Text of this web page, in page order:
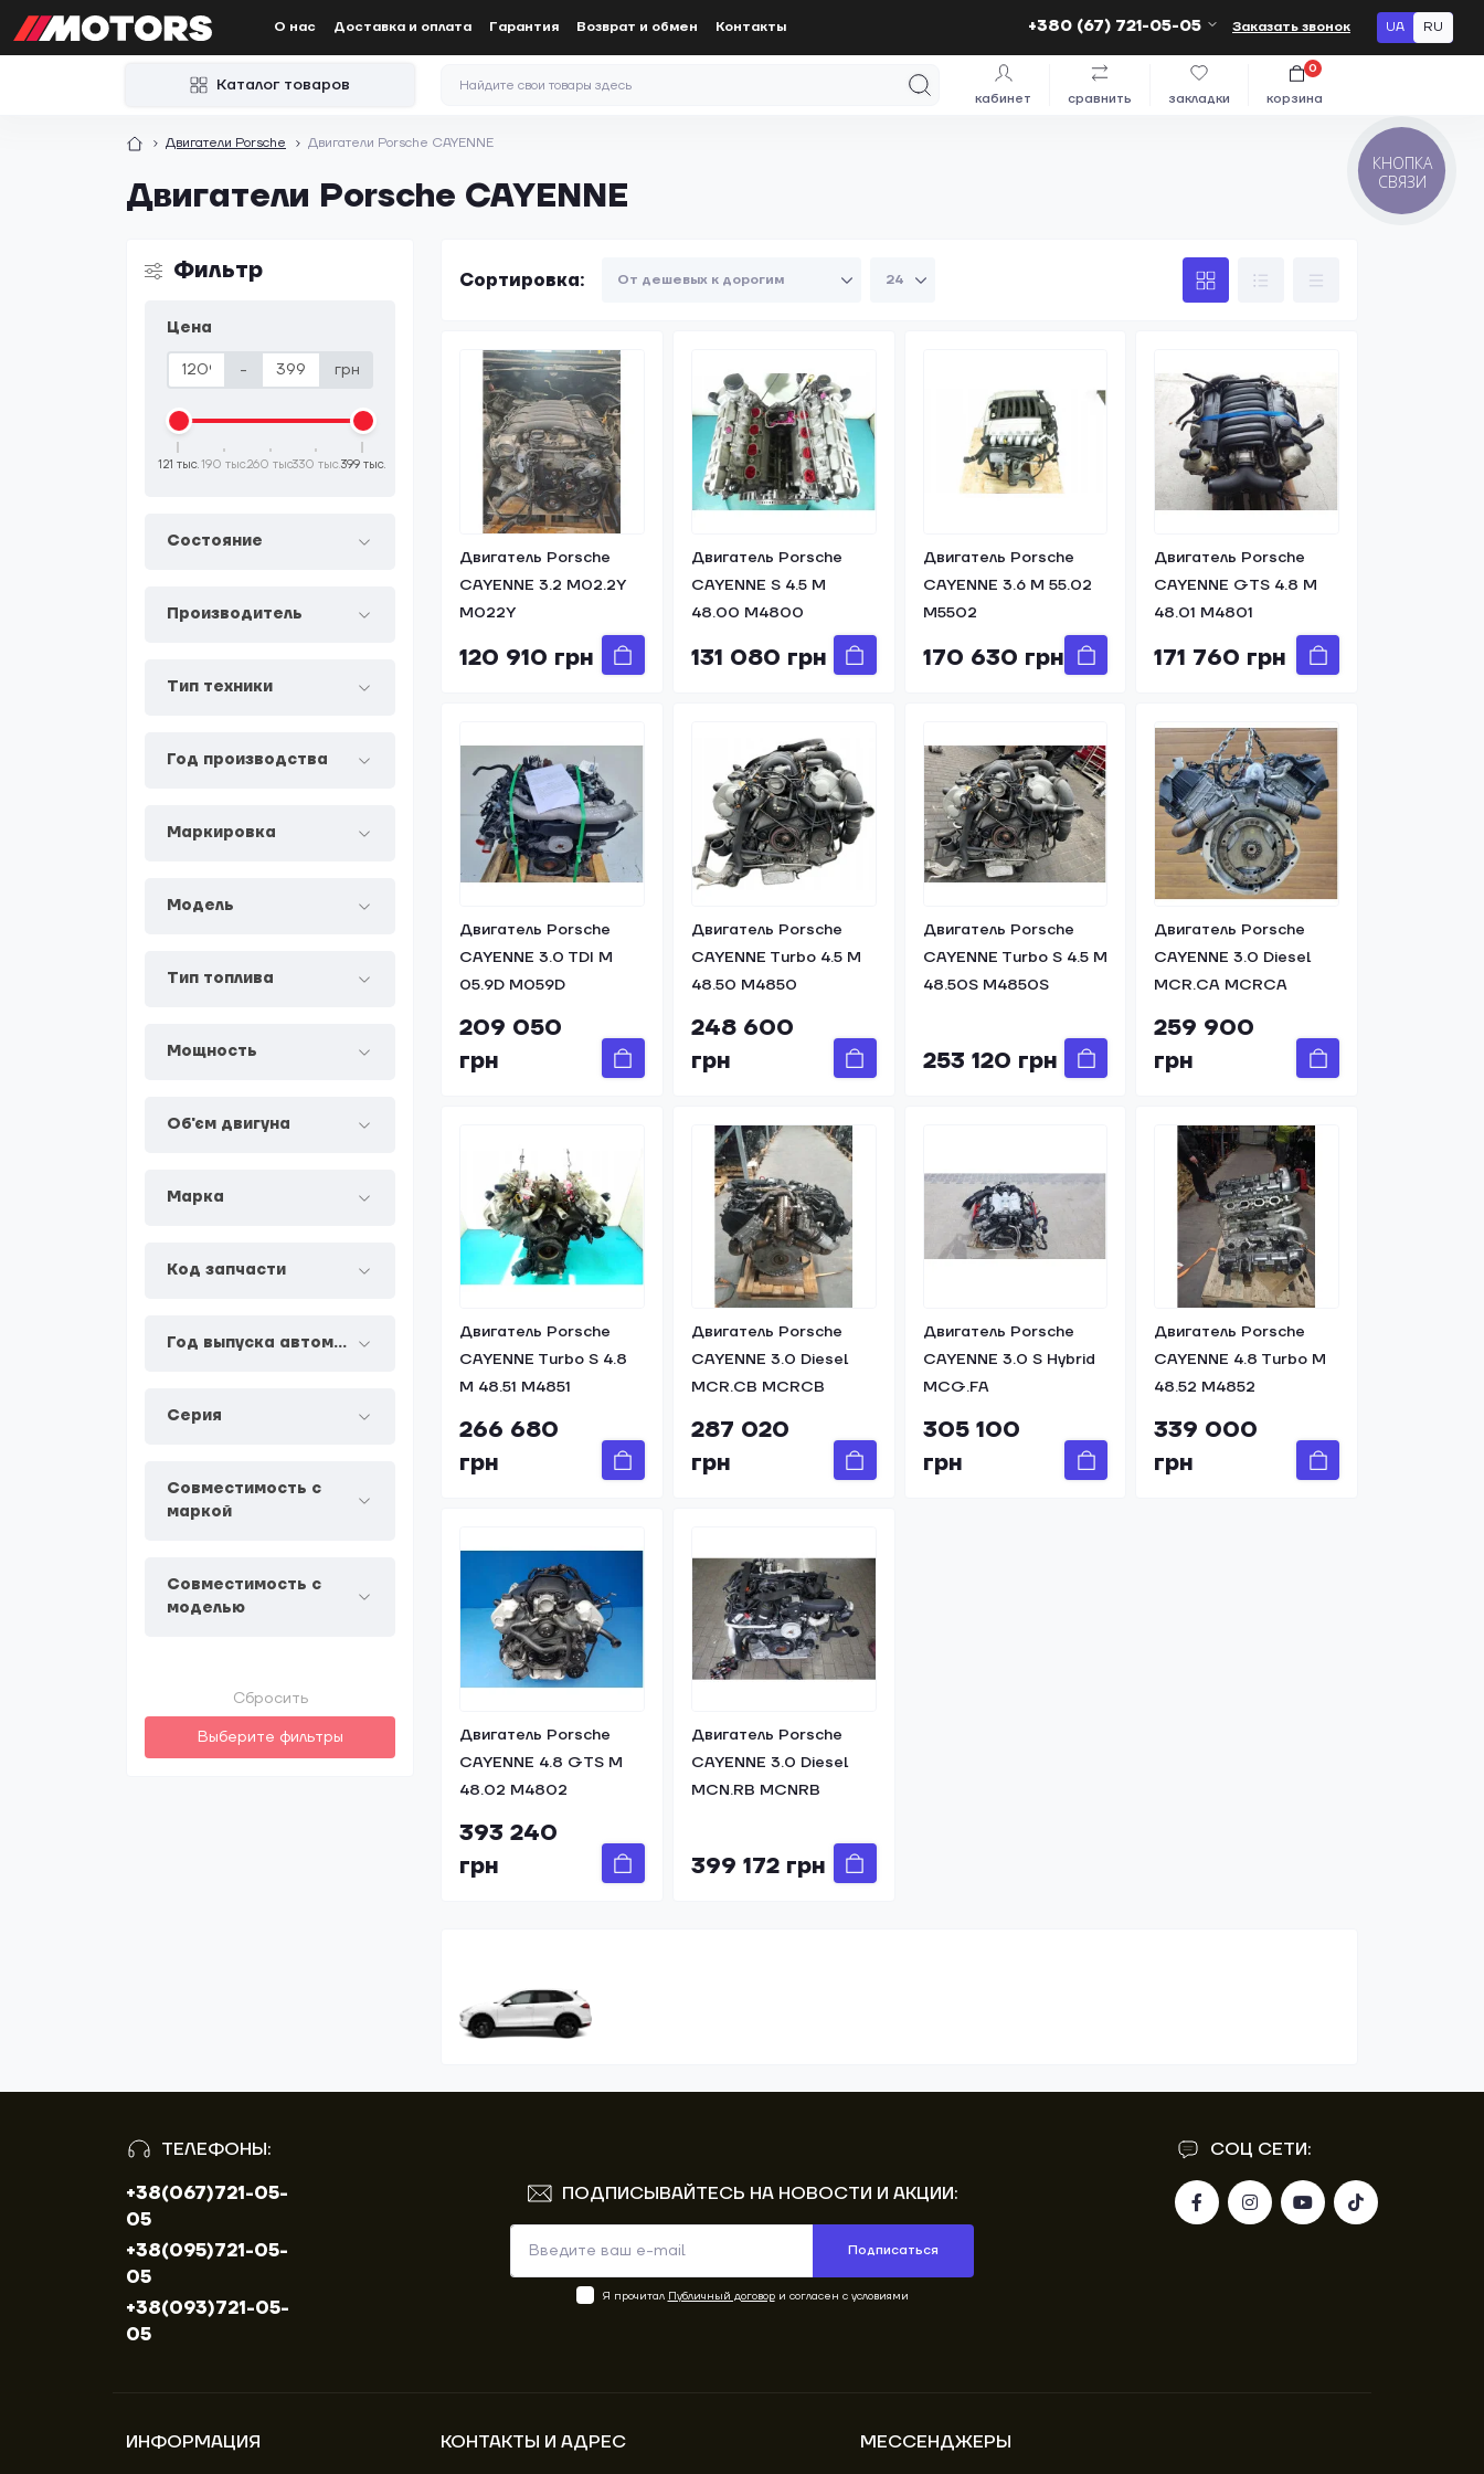
О нас Доставка и оплата Гарантия Возврат и обмен Контакты +380 (67) 721-05-05 Заказать звонок UA RU
Каталог товаров
кабинет сравнить закладки корзина
0
Двигатели Porsche Двигатели Porsche CAYENNE
Двигатели Porsche CAYENNE
Фильтр
Цена
- грн
121 тыс.190 тыс.260 тыс.330 тыс.399 тыс.
Состояние
Производитель
Тип техники
Год производства
Маркировка
Модель
Тип топлива
Мощность
Об'єм двигуна
Марка
Код запчасти
Год выпуска автомобиля
Серия
Совместимость с
маркой
Совместимость с
моделью
Сбросить
Выберите фильтры
Сортировка:
Двигатель Porsche
CAYENNE 3.2 M02.2Y
M022Y
120 910 грн
Двигатель Porsche
CAYENNE S 4.5 M
48.00 M4800
131 080 грн
Двигатель Porsche
CAYENNE 3.6 M 55.02
M5502
170 630 грн
Двигатель Porsche
CAYENNE GTS 4.8 M
48.01 M4801
171 760 грн
Двигатель Porsche
CAYENNE 3.0 TDI M
05.9D M059D
209 050
грн
Двигатель Porsche
CAYENNE Turbo 4.5 M
48.50 M4850
248 600
грн
Двигатель Porsche
CAYENNE Turbo S 4.5 M
48.50S M4850S
253 120 грн
Двигатель Porsche
CAYENNE 3.0 Diesel
MCR.CA MCRCA
259 900
грн
Двигатель Porsche
CAYENNE Turbo S 4.8
M 48.51 M4851
266 680
грн
Двигатель Porsche
CAYENNE 3.0 Diesel
MCR.CB MCRCB
287 020
грн
Двигатель Porsche
CAYENNE 3.0 S Hybrid
MCG.FA
305 100
грн
Двигатель Porsche
CAYENNE 4.8 Turbo M
48.52 M4852
339 000
грн
Двигатель Porsche
CAYENNE 4.8 GTS M
48.02 M4802
393 240
грн
Двигатель Porsche
CAYENNE 3.0 Diesel
MCN.RB MCNRB
399 172 грн
ТЕЛЕФОНЫ:
+38(067)721-05-
05
+38(095)721-05-
05
+38(093)721-05-
05
СОЦ СЕТИ:
ПОДПИСЫВАЙТЕСЬ НА НОВОСТИ И АКЦИИ:
Подписаться
Я прочитал Публичный договори согласен с условиями
ИНФОРМАЦИЯ КОНТАКТЫ И АДРЕС МЕССЕНДЖЕРЫ
КНОПКА
СВЯЗИ